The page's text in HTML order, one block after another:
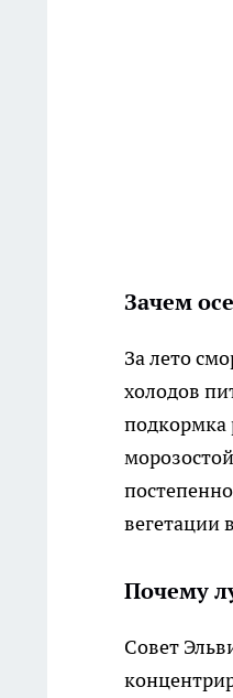
Зачем
За лето
холодов
подкормка
вегетации
Почему
Совет